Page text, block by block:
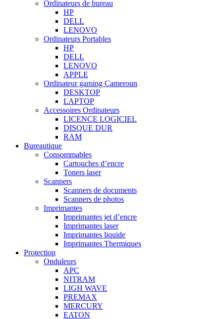
Ordinateurs de bureau
HP
DELL
LENOVO
Ordinateurs Portables
HP
DELL
LENOVO
APPLE
Ordinateur gaming Cameroun
DESKTOP
LAPTOP
Accessoires Ordinateurs
LICENCE LOGICIEL
DISQUE DUR
RAM
Bureautique
Consommables
Cartouches d’encre
Toners laser
Scanners
Scanners de documents
Scanners de photos
Imprimantes
Imprimantes jet d’encre
Imprimantes laser
Imprimantes liquide
Imprimantes Thermiques
Protection
Onduleurs
APC
NITRAM
LIGH WAVE
PREMAX
MERCURY
EATON